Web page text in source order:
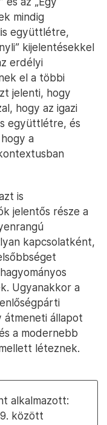
mindig
együttlétre,
kijelentésekkel
erdélyi
el a többi
jelenti, hogy
hogy az igazi
együttlétre, és
a
is
jelentős része a
kapcsolatként,
Ugyanakkor a
állapot
a modernebb
léteznek.
alkalmazott:
között